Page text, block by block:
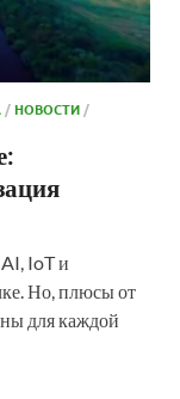
/НОВОСТИ/
IoT и
Но, плюсы от
для каждой